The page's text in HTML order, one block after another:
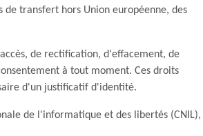
transfert hors Union européenne, des
de rectification, d'effacement, de
à tout moment. Ces droits
d'un justificatif d'identité.
de l'informatique et des libertés (CNIL),